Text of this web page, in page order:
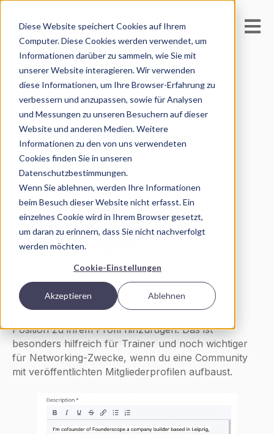
Diese Website speichert Cookies auf Ihrem
Computer. Diese Cookies werden verwendet, um
Informationen darüber zu sammeln, wie Sie mit
unserer Website interagieren. Wir verwenden
diese Informationen, um Ihre Browser-Erfahrung zu
verbessern und anzupassen, sowie für Analysen
und Messungen zu unseren Besuchern auf dieser
Website und anderen Medien. Weitere
Informationen zu den von uns verwendeten
Cookies finden Sie in unseren
Datenschutzbestimmungen.
Wenn Sie ablehnen, werden Ihre Informationen
beim Besuch dieser Website nicht erfasst. Ein
einzelnes Cookie wird in Ihrem Browser gesetzt,
um daran zu erinnern, dass Sie nicht nachverfolgt
werden möchten.
Cookie-Einstellungen
Akzeptieren Ablehnen
Open
All posts
April 10, 2026
Mitgliedsprofil
ergänzen
Position zu ihrem Profil hinzufügen. Das ist
besonders hilfreich für Trainer und noch wichtiger
für Networking-Zwecke, wenn du eine Community
mit veröffentlichten Mitgliederprofilen aufbaust.